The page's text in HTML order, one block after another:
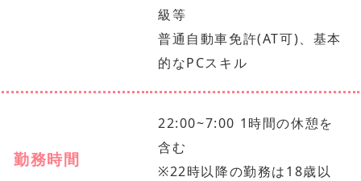
級等
普通自動車免許(AT可)、基本
的なPCスキル
勤務時間
22:00~7:00 1時間の休憩を
含む
※22時以降の勤務は18歳以